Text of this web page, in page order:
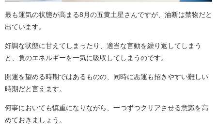
最も運気の状態が高まる8月の五黄土星さんですが、油断は禁物だと
出ています。
好調な状態に甘えてしまったり、適当な言動を繰り返してしまう
と、負のエネルギーを一気に吸収してしまうのです。
開運を望める時期ではあるものの、同時に悪運も招きやすい難しい
時期だと言えます。
何事においても慎重になりながら、一つずつクリアさせる意識を高
めておきましょう。